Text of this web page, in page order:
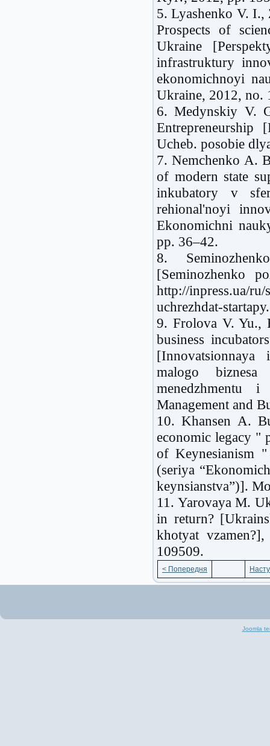
5. Lyashenko V. I.,
Prospects of
Ukraine
infrastruktury
ekonomichnoyi
Ukraine, 2012, no.
6. Medynskiy V.
Entrepreneurship
Ucheb. posobie
7. Nemchenko A.
of modern state
inkubatory v
rehional'noyi
Ekonomichni
pp. 36–42.
8.
[Seminozhenko
http://inpress.ua/
uchrezhdat-startapy.
9. Frolova V. Yu.,
business
malogo biznesa
menedzhmentu
Management and
10. Khansen A.
economic legacy "
of Keynesianism
(seriya
keynsianstva”)].
11. Yarovaya M.
in return?
khotyat
109509.
< Попередня
Joomla